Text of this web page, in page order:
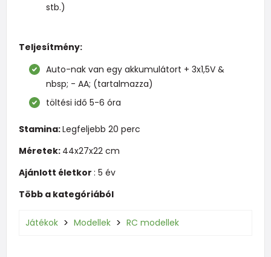
stb.)
Teljesítmény:
Auto-nak van egy akkumulátort + 3x1,5V &
nbsp; - AA; (tartalmazza)
töltési idő 5-6 óra
Stamina:Legfeljebb 20 perc
Méretek: 44x27x22 cm
Ajánlott életkor : 5 év
Több a kategóriából
Játékok Modellek RC modellek